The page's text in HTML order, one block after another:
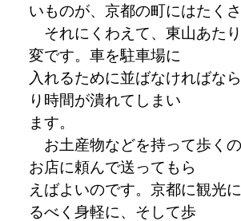
いものが、京都の町にはたく
それにくわえて、東山あた
変です。車を駐車場に
入れるために並ばなければな
り時間が潰れてしまい
ます。
お土産物などを持って歩く
お店に頼んで送ってもら
えばよいのです。京都に観光
るべく身軽に、そして歩